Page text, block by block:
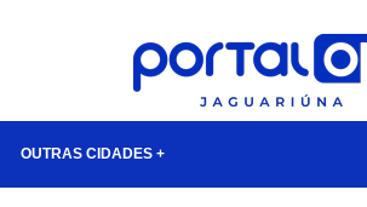
OUTRAS CIDADES +